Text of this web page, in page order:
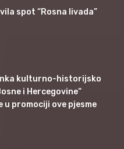
spot “Rosna livada”
kulturno-historijsko
i Hercegovine“
u promociji ove pjesme